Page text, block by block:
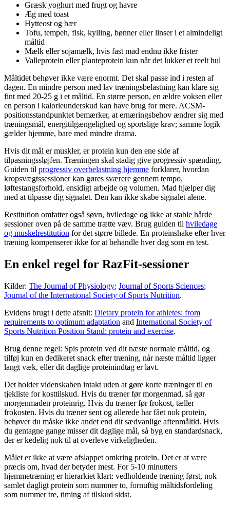
Græsk yoghurt med frugt og havre
Æg med toast
Hytteost og bær
Tofu, tempeh, fisk, kylling, bønner eller linser i et almindeligt
måltid
Mælk eller sojamælk, hvis fast mad endnu ikke frister
Valleprotein eller planteprotein kun når det lukker et reelt hul
Måltidet behøver ikke være enormt. Det skal passe ind i resten af
dagen. En mindre person med lav træningsbelastning kan klare sig
fint med 20-25 g i et måltid. En større person, en ældre voksen eller
en person i kalorieunderskud kan have brug for mere. ACSM-
positionsstandpunktet bemærker, at ernæringsbehov ændrer sig med
træningsmål, energitilgængelighed og sportslige krav; samme logik
gælder hjemme, bare med mindre drama.
Hvis dit mål er muskler, er protein kun den ene side af
tilpasningssløjfen. Træningen skal stadig give progressiv spænding.
Guiden til progressiv overbelastning hjemme forklarer, hvordan
kropsvægtssessioner kan gøres sværere gennem tempo,
løftestangsforhold, ensidigt arbejde og volumen. Mad hjælper dig
med at tilpasse dig signalet. Den kan ikke skabe signalet alene.
Restitution omfatter også søvn, hviledage og ikke at stable hårde
sessioner oven på de samme trætte væv. Brug guiden til hviledage
og muskelrestitution for det større billede. En proteinshake efter hver
træning kompenserer ikke for at behandle hver dag som en test.
En enkel regel for RazFit-sessioner
Kilder: The Journal of Physiology; Journal of Sports Sciences;
Journal of the International Society of Sports Nutrition.
Evidens brugt i dette afsnit: Dietary protein for athletes: from
requirements to optimum adaptation and International Society of
Sports Nutrition Position Stand: protein and exercise.
Brug denne regel: Spis protein ved dit næste normale måltid, og
tilføj kun en dedikeret snack efter træning, når næste måltid ligger
langt væk, eller dit daglige proteinindtag er lavt.
Det holder videnskaben intakt uden at gøre korte træninger til en
tjekliste for kosttilskud. Hvis du træner før morgenmad, så gør
morgenmaden proteinrig. Hvis du træner før frokost, tæller
frokosten. Hvis du træner sent og allerede har fået nok protein,
behøver du måske ikke andet end dit sædvanlige aftenmåltid. Hvis
du gentagne gange misser dit daglige mål, så byg en standardsnack,
der er kedelig nok til at overleve virkeligheden.
Målet er ikke at være afslappet omkring protein. Det er at være
præcis om, hvad der betyder mest. For 5-10 minutters
hjemmetræning er hierarkiet klart: vedholdende træning først, nok
samlet dagligt protein som nummer to, fornuftig måltidsfordeling
som nummer tre, timing af tilskud sidst.